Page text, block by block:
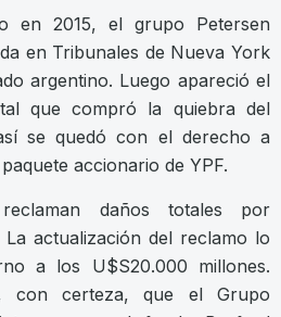
en 2015, el grupo Petersen
en Tribunales de Nueva York
argentino. Luego apareció el
que compró la quiebra del
se quedó con el derecho a
accionario de YPF.
daños totales por
La actualización del reclamo lo
a los U$S20.000 millones.
con certeza, que el Grupo